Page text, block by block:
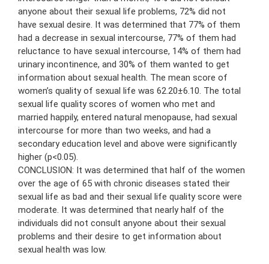
anyone about their sexual life problems, 72% did not
have sexual desire. It was determined that 77% of them
had a decrease in sexual intercourse, 77% of them had
reluctance to have sexual intercourse, 14% of them had
urinary incontinence, and 30% of them wanted to get
information about sexual health. The mean score of
women’s quality of sexual life was 62.20±6.10. The total
sexual life quality scores of women who met and
married happily, entered natural menopause, had sexual
intercourse for more than two weeks, and had a
secondary education level and above were significantly
higher (p<0.05).
CONCLUSION: It was determined that half of the women
over the age of 65 with chronic diseases stated their
sexual life as bad and their sexual life quality score were
moderate. It was determined that nearly half of the
individuals did not consult anyone about their sexual
problems and their desire to get information about
sexual health was low.